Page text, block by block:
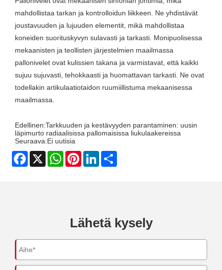
mahdollistaa tarkan ja kontrolloidun liikkeen. Ne yhdistävät
joustavuuden ja lujuuden elementit, mikä mahdollistaa
koneiden suorituskyvyn sulavasti ja tarkasti. Monipuolisessa
mekaanisten ja teollisten järjestelmien maailmassa
pallonivelet ovat kulissien takana ja varmistavat, että kaikki
sujuu sujuvasti, tehokkaasti ja huomattavan tarkasti. Ne ovat
todellakin artikulaatiotaidon ruumiillistuma mekaanisessa
maailmassa.
Edellinen:Tarkkuuden ja kestävyyden parantaminen: uusin
läpimurto radiaalisissa pallomaisissa liukulaakereissa
Seuraava:Ei uutisia
Facebook
X WhatsAppPinterestLinkedIn
Lähetä kysely